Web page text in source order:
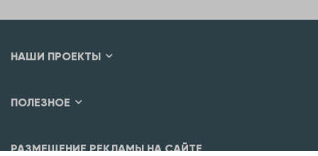
НАШИ ПРОЕКТЫ
ПОЛЕЗНОЕ
РАЗМЕЩЕНИЕ РЕКЛАМЫ НА САЙТЕ